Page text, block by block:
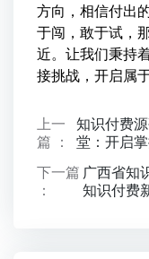
方向，相信付出
于闯，敢于试，
近。让我们秉持
接挑战，开启属
上一
篇 ：
知识付费
堂：开启
下一篇
：
广西省知
知识付费